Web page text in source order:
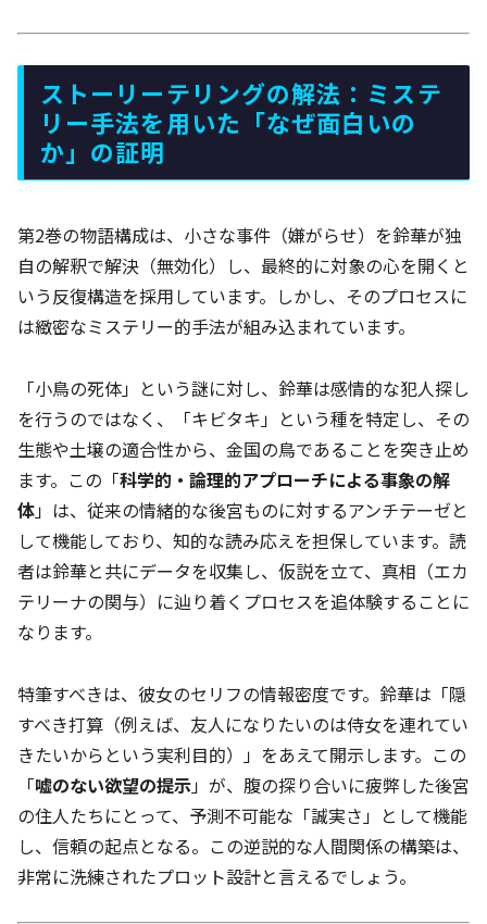
ストーリーテリングの解法：ミステ
リー手法を用いた「なぜ面白いの
か」の証明
第2巻の物語構成は、小さな事件（嫌がらせ）を鈴華が独
自の解釈で解決（無効化）し、最終的に対象の心を開くと
いう反復構造を採用しています。しかし、そのプロセスに
は緻密なミステリー的手法が組み込まれています。
「小鳥の死体」という謎に対し、鈴華は感情的な犯人探し
を行うのではなく、「キビタキ」という種を特定し、その
生態や土壌の適合性から、金国の鳥であることを突き止め
ます。この「科学的・論理的アプローチによる事象の解
体」は、従来の情緒的な後宮ものに対するアンチテーゼと
して機能しており、知的な読み応えを担保しています。読
者は鈴華と共にデータを収集し、仮説を立て、真相（エカ
テリーナの関与）に辿り着くプロセスを追体験することに
なります。
特筆すべきは、彼女のセリフの情報密度です。鈴華は「隠
すべき打算（例えば、友人になりたいのは侍女を連れてい
きたいからという実利目的）」をあえて開示します。この
「嘘のない欲望の提示」が、腹の探り合いに疲弊した後宮
の住人たちにとって、予測不可能な「誠実さ」として機能
し、信頼の起点となる。この逆説的な人間関係の構築は、
非常に洗練されたプロット設計と言えるでしょう。